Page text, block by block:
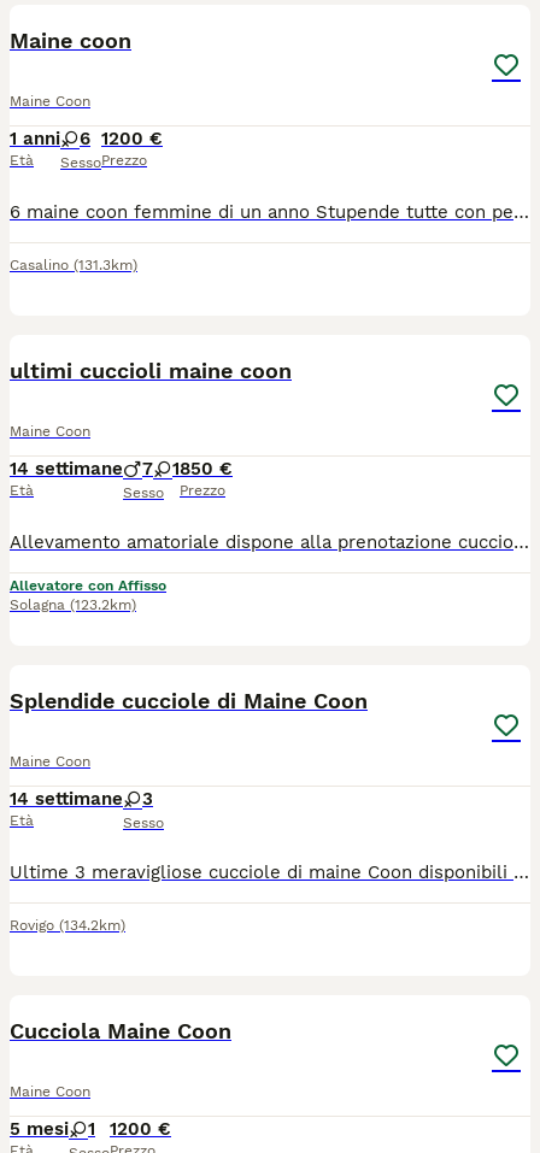
Maine coon
Maine Coon
1 anni
Età
6
Sesso
1200 €
Prezzo
6 maine coon femmine di un anno Stupende tutte con pedigree aperto due linea russa vendo per problemi di salute di mio papà che le cura
Casalino (131.3km)
ultimi cuccioli maine coon
Maine Coon
14 settimane
Età
7 1
Sesso
850 €
Prezzo
Allevamento amatoriale dispone alla prenotazione cuccioli di maine ccon di 5 settimane, nati il 1 maggio 2026. Saranno consegnati da metà di agosto con: -doppia vaccinazione -sverminati -microchip con registro all'anagrafa canina -contratto di cessione -pedigree Agi da compagnia con obbligo di sterilizzazione I genitori sono essenti delle malattie genetiche come HCM e PDK. Cresciuti in ambiente familiare strettamente con la famiglia e con i nostri cani e altri pelosi. Per ulteriori informazioni contattateci via whatsapp è gradita una breve presentazione. NO perditempo o curiosi
Allevatore con Affisso
Solagna (123.2km)
Splendide cucciole di Maine Coon
Maine Coon
14 settimane
Età
3
Sesso
Ultime 3 meravigliose cucciole di maine Coon disponibili da fine giugno. Verranno cedute con prima vaccinazione, sverminazione, prima visita di accertamento di buona salute e kit cucciolo. Prezzo trattabile.
Rovigo (134.2km)
Cucciola Maine Coon
Maine Coon
5 mesi 1 1200 €